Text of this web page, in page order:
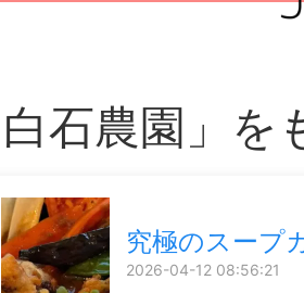
白石農園」
究極のスープ
2026-04-12 08:56:21